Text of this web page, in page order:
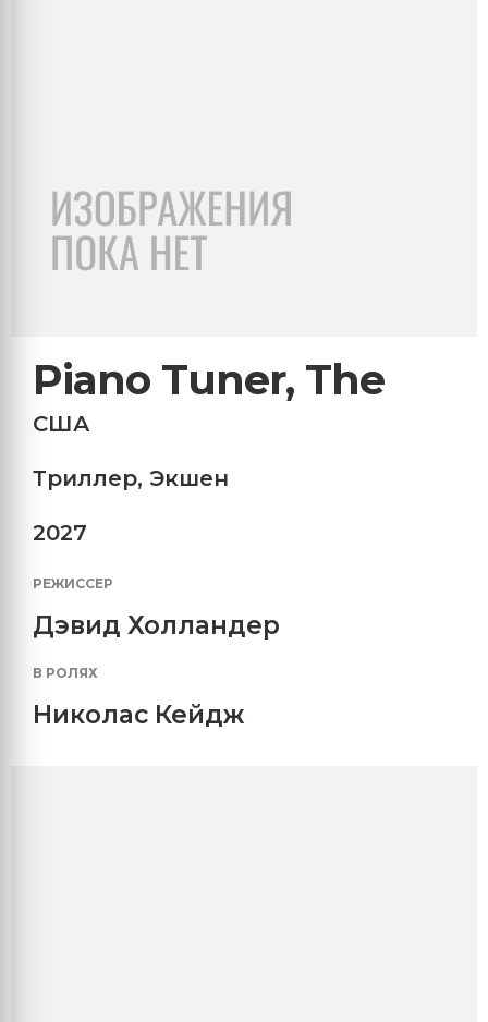
Piano Tuner, The
США
Триллер, Экшен
2027
РЕЖИССЕР
Дэвид Холландер
В РОЛЯХ
Николас Кейдж